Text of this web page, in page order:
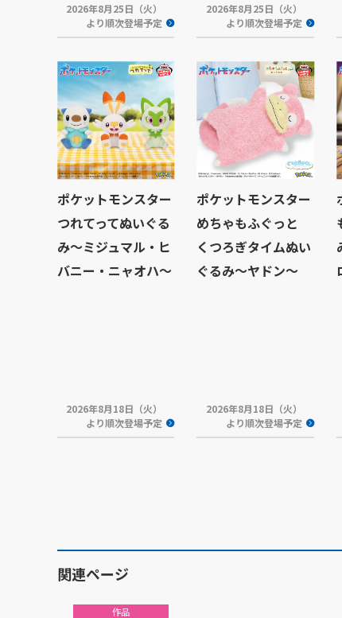
2026年8月25日（火）
より順次登場予定
2026年8月25日（火）
より順次登場予定
ポケットモンスター
つれてってぬいぐる
み～ミジュマル・ヒ
バニー・ニャオハ～
2026年8月18日（火）
より順次登場予定
ポケットモンスター
めちゃもふぐっと
くつろぎタイムぬい
ぐるみ～ヤドン～
2026年8月18日（火）
より順次登場予定
関連ページ
作品